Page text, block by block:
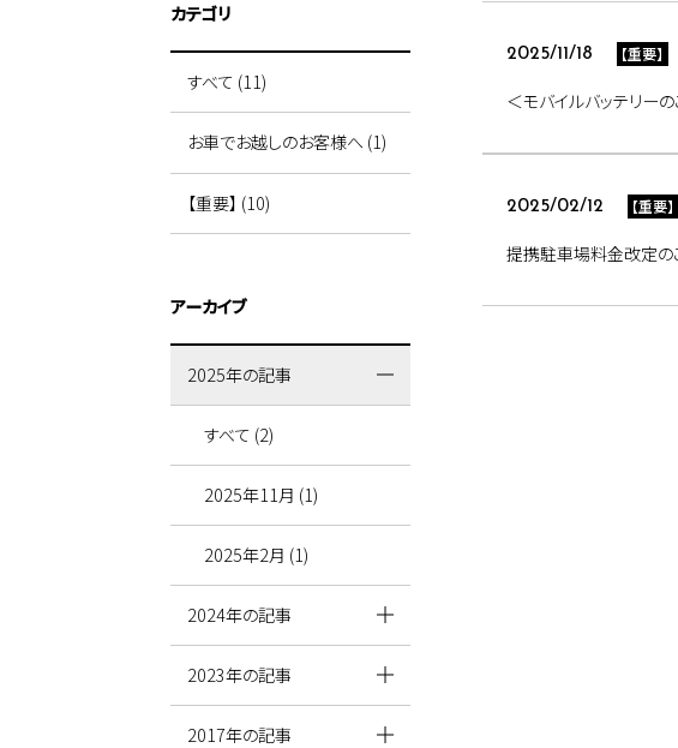
2025/11/18 【重要】
＜モバイルバッテリー
2025/02/12 【重要】
提携駐車場料金改定の
カテゴリ
すべて (11)
お車でお越しのお客様へ (1)
【重要】 (10)
アーカイブ
2025年の記事
すべて (2)
2025年11月 (1)
2025年2月 (1)
2024年の記事
2023年の記事
2017年の記事